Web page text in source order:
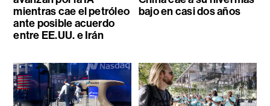
mientras cae el petróleo
ante posible acuerdo
entre EE.UU. e Irán
bajo en casi dos años